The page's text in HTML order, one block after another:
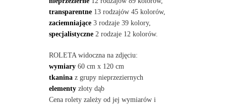
transparentne13 rodzajów 45 kolorów,
zaciemniające3 rodzaje 39 kolory,
specjalistyczne2 rodzaje 12 kolorów.
ROLETA widoczna na zdjęciu:
wymiary60 cm x 120 cm
tkaninaz grupy nieprzeziernych
elementyzłoty dąb
Cena rolety zależy od jej wymiarów i